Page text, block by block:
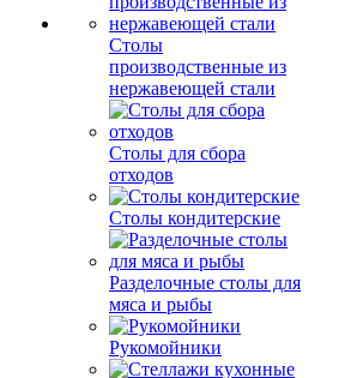
Столы
производственные из
нержавеющей стали
Столы для сбора
отходов
Столы кондитерские
Разделочные столы для
мяса и рыбы
Рукомойники